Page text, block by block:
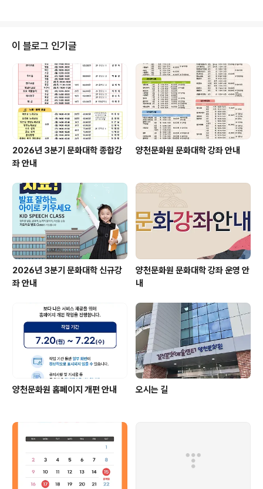
이 블로그 인기글
2026년 3분기 문화대학 종합강
좌 안내
양천문화원 문화대학 강좌 안내
2026년 3분기 문화대학 신규강
좌 안내
양천문화원 문화대학 강좌 운영 안
내
양천문화원 홈페이지 개편 안내 오시는 길